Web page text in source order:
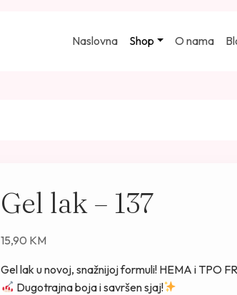
Naslovna Shop O nama
Gel lak – 137
15,90 KM
Gel lak u novoj, snažnijoj formuli! HEMA i TPO
Dugotrajna boja i savršen sjaj!